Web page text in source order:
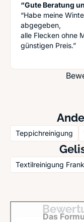
“Gute Beratung
“Habe meine
abgegeben,
alle Flecken ohne
günstigen Preis.”
Teppichreinigung
Textilreinigung
Das